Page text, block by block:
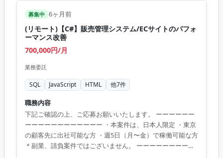
募集中 6ヶ月前
(リモート)【C#】販売管理システム/ECサイトのパフォ
ーマンス改善
700,000円/月
業務委託
SQL JavaScript HTML 他7件
職務内容
下記ご確認の上、ご応募お願いいたします。 ーーーーーー
ーーーーーーーーーーーー ・本案件は、日本人限定 ・東京
の顧客先に出社可能な方 ・週5日（月〜金）で稼働可能な方
＊副業、請負案件ではございません。 ーーーーーーーーー